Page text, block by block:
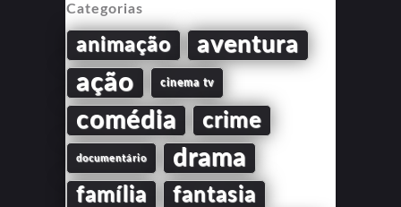
Categorias
animação aventura
ação cinema tv
comédia crime
documentário drama
família fantasia